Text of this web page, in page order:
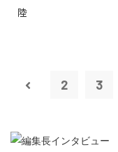
陸
2 3